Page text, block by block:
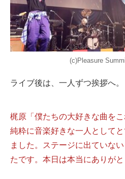
(c)Pleasure
ライブ後は、一人ずつ挨拶へ。
梶原「僕たちの大好きな曲をこ
純粋に音楽好きな一人として
ました。ステージに出ていな
たです。本日は本当にありがと